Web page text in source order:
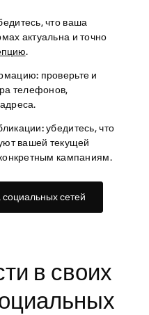
что ваша
актуальна и точно
.
проверьте и
телефонов,
убедитесь, что
вашей текущей
кампаниям.
сетей
в своих